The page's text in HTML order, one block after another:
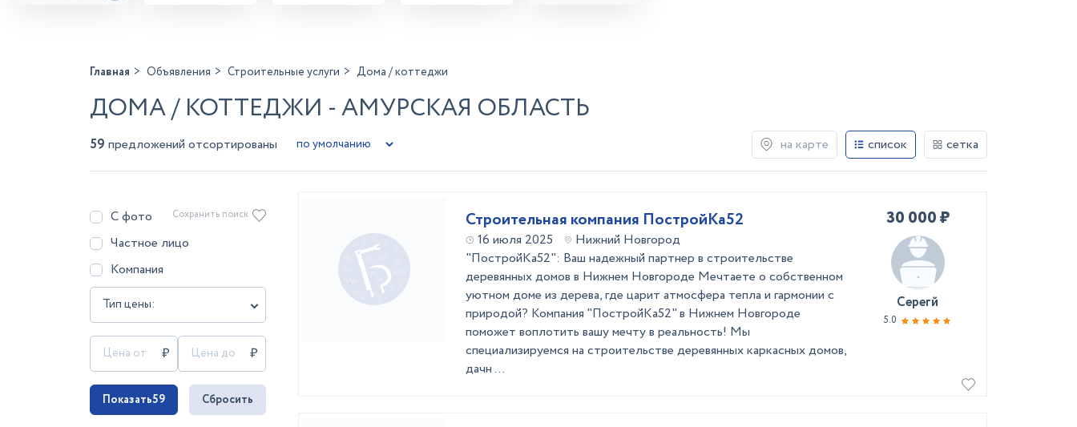
Главная Объявления Строительные услуги Дома / коттеджи
ДОМА / КОТТЕДЖИ - АМУРСКАЯ ОБЛАСТЬ
59 предложений отсортированы на карте список сетка
С фото
Частное лицо
Компания
Тип цены:
Сохранить поиск
Показать59 Сбросить
Строительная компания ПостройКа52
16 июля 2025
Нижний Новгород
"ПостройКа52": Ваш надежный партнер в строительстве
деревянных домов в Нижнем Новгороде Мечтаете о собственном
уютном доме из дерева, где царит атмосфера тепла и гармонии с
природой? Компания "ПостройКа52" в Нижнем Новгороде
поможет воплотить вашу мечту в реальность! Мы
специализируемся на строительстве деревянных каркасных домов,
дачн ...
30 000 ₽
Серегй
5.0